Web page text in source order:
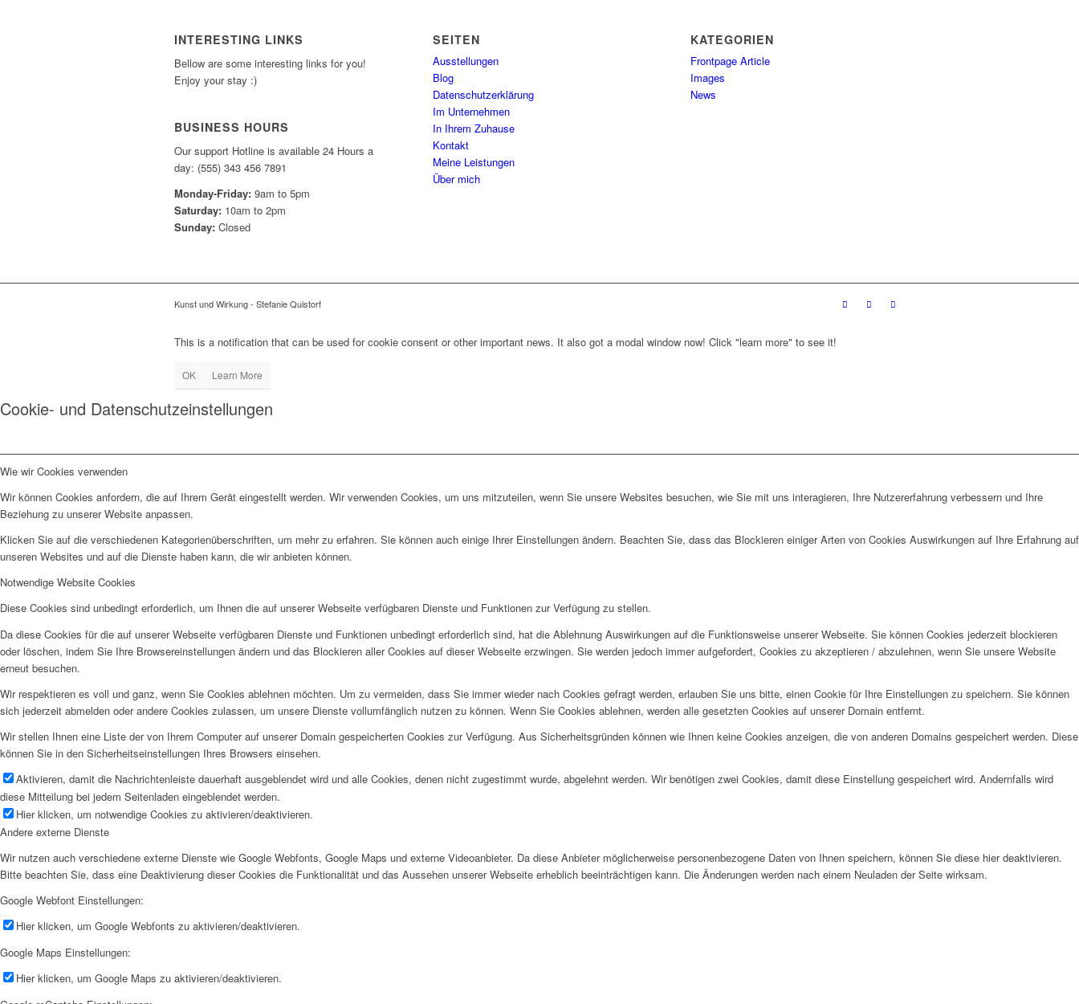
INTERESTING LINKS
Bellow are some interesting links for you!
Enjoy your stay :)
BUSINESS HOURS
Our support Hotline is available 24 Hours a
day: (555) 343 456 7891
Monday-Friday: 9am to 5pm
Saturday: 10am to 2pm
Sunday: Closed
SEITEN
Ausstellungen
Blog
Datenschutzerklärung
Im Unternehmen
In Ihrem Zuhause
Kontakt
Meine Leistungen
Über mich
KATEGORIEN
Frontpage Article
Images
News
Kunst und Wirkung - Stefanie Quistorf
This is a notification that can be used for cookie consent or other important news. It also got a modal window now! Click "learn more" to see it!
OK Learn More
Cookie- und Datenschutzeinstellungen
Wie wir Cookies verwenden
Wir können Cookies anfordern, die auf Ihrem Gerät eingestellt werden. Wir verwenden Cookies, um uns mitzuteilen, wenn Sie unsere Websites besuchen, wie Sie mit uns interagieren, Ihre Nutzererfahrung verbessern und Ihre
Beziehung zu unserer Website anpassen.
Klicken Sie auf die verschiedenen Kategorienüberschriften, um mehr zu erfahren. Sie können auch einige Ihrer Einstellungen ändern. Beachten Sie, dass das Blockieren einiger Arten von Cookies Auswirkungen auf Ihre Erfahrung auf
unseren Websites und auf die Dienste haben kann, die wir anbieten können.
Notwendige Website Cookies
Diese Cookies sind unbedingt erforderlich, um Ihnen die auf unserer Webseite verfügbaren Dienste und Funktionen zur Verfügung zu stellen.
Da diese Cookies für die auf unserer Webseite verfügbaren Dienste und Funktionen unbedingt erforderlich sind, hat die Ablehnung Auswirkungen auf die Funktionsweise unserer Webseite. Sie können Cookies jederzeit blockieren
oder löschen, indem Sie Ihre Browsereinstellungen ändern und das Blockieren aller Cookies auf dieser Webseite erzwingen. Sie werden jedoch immer aufgefordert, Cookies zu akzeptieren / abzulehnen, wenn Sie unsere Website
erneut besuchen.
Wir respektieren es voll und ganz, wenn Sie Cookies ablehnen möchten. Um zu vermeiden, dass Sie immer wieder nach Cookies gefragt werden, erlauben Sie uns bitte, einen Cookie für Ihre Einstellungen zu speichern. Sie können
sich jederzeit abmelden oder andere Cookies zulassen, um unsere Dienste vollumfänglich nutzen zu können. Wenn Sie Cookies ablehnen, werden alle gesetzten Cookies auf unserer Domain entfernt.
Wir stellen Ihnen eine Liste der von Ihrem Computer auf unserer Domain gespeicherten Cookies zur Verfügung. Aus Sicherheitsgründen können wie Ihnen keine Cookies anzeigen, die von anderen Domains gespeichert werden. Diese
können Sie in den Sicherheitseinstellungen Ihres Browsers einsehen.
Aktivieren, damit die Nachrichtenleiste dauerhaft ausgeblendet wird und alle Cookies, denen nicht zugestimmt wurde, abgelehnt werden. Wir benötigen zwei Cookies, damit diese Einstellung gespeichert wird. Andernfalls wird
diese Mitteilung bei jedem Seitenladen eingeblendet werden.
Hier klicken, um notwendige Cookies zu aktivieren/deaktivieren.
Andere externe Dienste
Wir nutzen auch verschiedene externe Dienste wie Google Webfonts, Google Maps und externe Videoanbieter. Da diese Anbieter möglicherweise personenbezogene Daten von Ihnen speichern, können Sie diese hier deaktivieren.
Bitte beachten Sie, dass eine Deaktivierung dieser Cookies die Funktionalität und das Aussehen unserer Webseite erheblich beeinträchtigen kann. Die Änderungen werden nach einem Neuladen der Seite wirksam.
Google Webfont Einstellungen:
Hier klicken, um Google Webfonts zu aktivieren/deaktivieren.
Google Maps Einstellungen:
Hier klicken, um Google Maps zu aktivieren/deaktivieren.